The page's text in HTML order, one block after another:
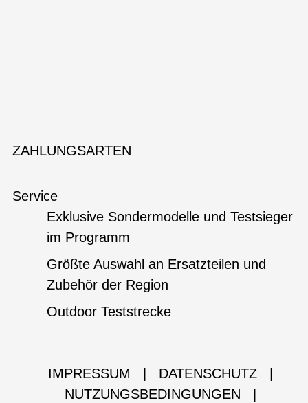
ZAHLUNGSARTEN
Service
Exklusive Sondermodelle und Testsieger
im Programm
Größte Auswahl an Ersatzteilen und
Zubehör der Region
Outdoor Teststrecke
IMPRESSUM DATENSCHUTZ
NUTZUNGSBEDINGUNGEN